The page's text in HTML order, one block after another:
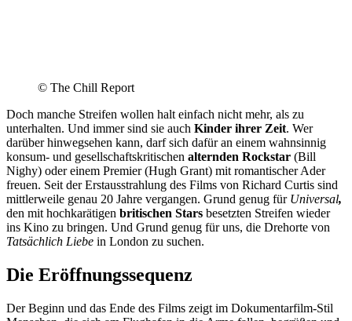
© The Chill Report
Doch manche Streifen wollen halt einfach nicht mehr, als zu
unterhalten. Und immer sind sie auch Kinder ihrer Zeit. Wer
darüber hinwegsehen kann, darf sich dafür an einem wahnsinnig
konsum- und gesellschaftskritischen alternden Rockstar (Bill
Nighy) oder einem Premier (Hugh Grant) mit romantischer Ader
freuen. Seit der Erstausstrahlung des Films von Richard Curtis sind
mittlerweile genau 20 Jahre vergangen. Grund genug für Universal,
den mit hochkarätigen britischen Stars besetzten Streifen wieder
ins Kino zu bringen. Und Grund genug für uns, die Drehorte von
Tatsächlich Liebe in London zu suchen.
Die Eröffnungssequenz
Der Beginn und das Ende des Films zeigt im Dokumentarfilm-Stil